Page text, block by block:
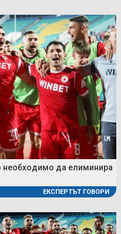
необходимо да елиминира
ЕКСПЕРТЪТ ГОВОРИ